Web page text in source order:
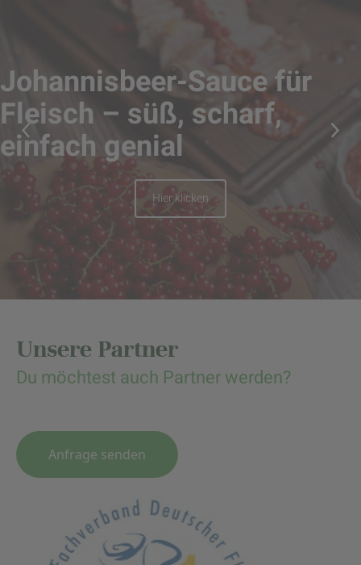
Johannisbeer-Sauce für
Fleisch – süß, scharf,
einfach genial
Hier klicken
Unsere Partner
Du möchtest auch Partner werden?
Anfrage senden